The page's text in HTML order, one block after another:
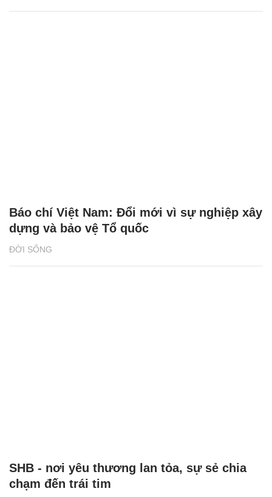
ĐỜI SỐNG
Báo chí Việt Nam: Đổi mới vì sự nghiệp xây
dựng và bảo vệ Tổ quốc
SHB - nơi yêu thương lan tỏa, sự sẻ chia
chạm đến trái tim